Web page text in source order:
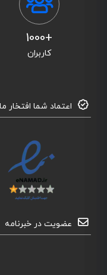
+1000
کاربران
اعتماد شما افتخار
عضویت در خبرنامه